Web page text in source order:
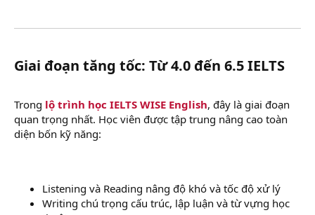
Giai đoạn tăng tốc: Từ 4.0 đến 6.5 IELTS​
Trong lộ trình học IELTS WISE English, đây là giai đoạn
quan trọng nhất. Học viên được tập trung nâng cao toàn
diện bốn kỹ năng:
Listening và Reading nâng độ khó và tốc độ xử lý
Writing chú trọng cấu trúc, lập luận và từ vựng học